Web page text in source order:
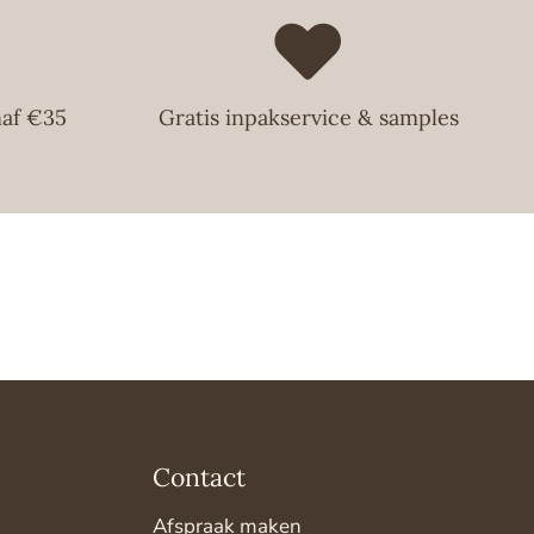
altijd zo snel mogelijk te leveren en streven
die voor 14:00 uur op een werkdag zijn gedaan
te verzenden. Zo hoef je nooit lang te wachten op je
€35 Gratis inpakservice & samples
Contact
Afspraak maken